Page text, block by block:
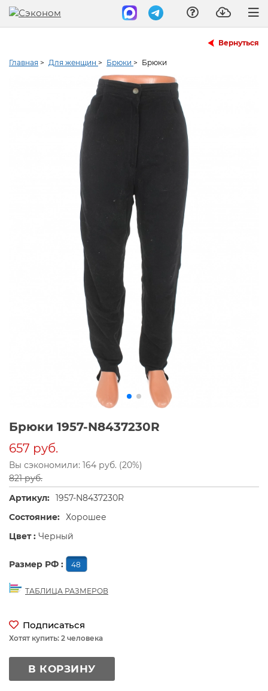
Вернуться
Главная > Для женщин > Брюки > Брюки
Брюки 1957-N8437230R
657 руб.
Вы сэкономили: 164 руб. (20%)
821 руб.
Артикул: 1957-N8437230R
Состояние: Хорошее
Цвет : Черный
Размер РФ : 48
ТАБЛИЦА РАЗМЕРОВ
Подписаться
Хотят купить: 2 человека
В КОРЗИНУ